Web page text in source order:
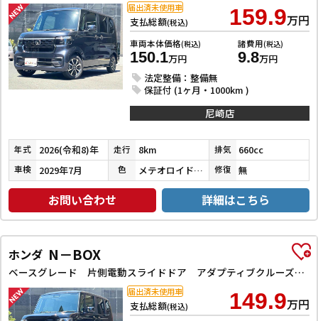
支払総額(税込) 159.9万円
車両本体価格(税込)
150.1万円
諸費用(税込)
9.8万円
法定整備：整備無
保証付 (1ヶ月・1000km )
届出済未使用車
尼崎店
年式 2026(令和8)年 走行 8km 排気 660cc
車検 2029年7月 色 メテオロイドグレーメタリック 修復 無
お問い合わせ 詳細はこちら
ホンダ N－BOX
ベースグレード 片側電動スライドドア アダプティブクルーズコントロール LEDヘッドライト クリアランスソナー スマートキー アイドリングストップ CVT ESC チップアップシート エアコン パワーウィンドウ
支払総額(税込) 149.9万円
届出済未使用車